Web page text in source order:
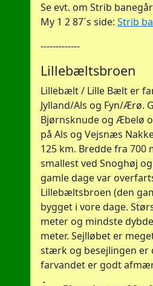
Se evt. om Strib
My 1 2 87´s side: Strib
-------------
Lillebæltsbroen
Lillebælt / Lille Bælt er
Jylland/Als og Fyn/Ærø.
Bjørnsknude og Æbelø
på Als og Vejsnæs
125 km. Bredde fra 700
smallest ved Snoghøj
gamle dage var
Lillebæltsbroen (den
bygget i vore dage.
meter og mindste
meter. Sejlløbet er
stærk og besejlingen er
farvandet er godt